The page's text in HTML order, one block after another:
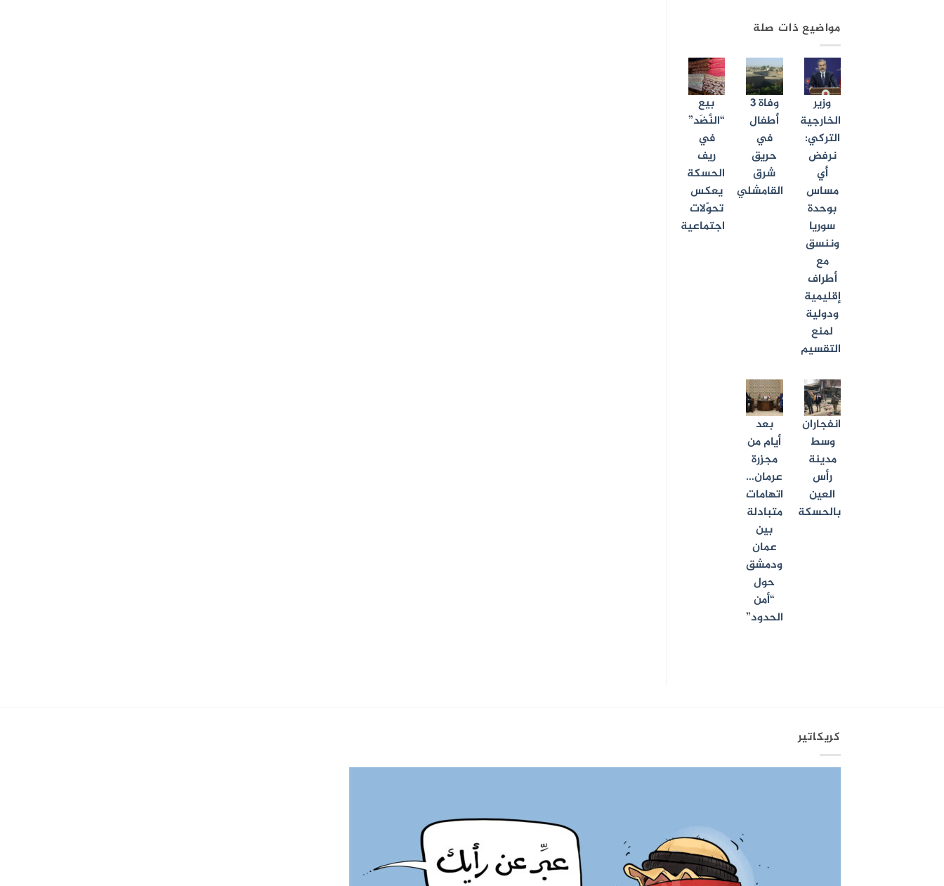
مواضيع ذات صلة
وزير
الخارجية
التركي:
نرفض
أي
مساس
بوحدة
سوريا
وننسق
مع
أطراف
إقليمية
ودولية
لمنع
التقسيم
وفاة 3
أطفال
في
حريق
شرق
القامشلي
بيع
“النَّضَد”
في
ريف
الحسكة
يعكس
تحوّلات
اجتماعية
انفجاران
وسط
مدينة
رأس
العين
بالحسكة
بعد
أيام من
مجزرة
عرمان…
اتهامات
متبادلة
بين
عمان
ودمشق
حول
“أمن
الحدود”
كريكاتير